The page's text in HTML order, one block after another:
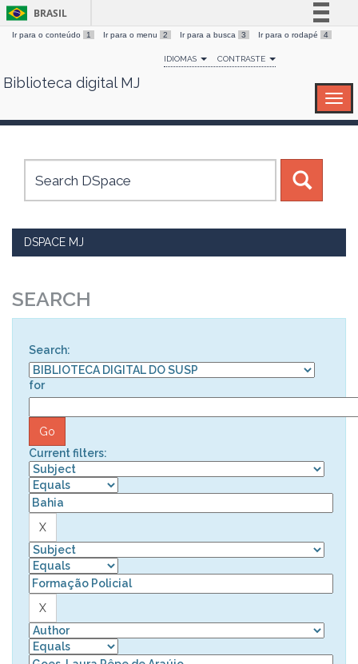
Skip
BRASIL
Simplifique!
Comunica BR
Canais
Ir para o conteúdo 1 Ir para o menu 2 Ir para a busca 3 Ir para o rodapé 4
IDIOMAS CONTRASTE
Biblioteca digital MJ
DSPACE MJ
SEARCH
Search:
for
Current filters: